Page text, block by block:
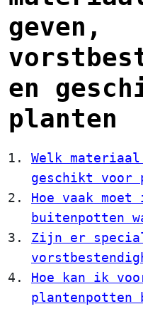
geven,
en
planten
Welk
geschikt voor
Hoe vaak
buitenpotten
Zijn er
Hoe kan ik
plantenpotten